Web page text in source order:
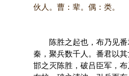
伙人。曹：辈。偶：类。
陈胜之起也，布乃见番
秦，聚兵数千人。番君以
邯之灭陈胜，破吕臣军，